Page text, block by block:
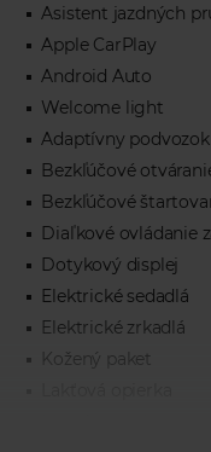
Asistent jazdných
Apple CarPlay
Android Auto
Welcome light
Adaptívny podvozok
Bezkľúčové
Bezkľúčové
Diaľkové ovládanie
Dotykový displej
Elektrické sedadlá
Elektrické zrkadlá
Kožený paket